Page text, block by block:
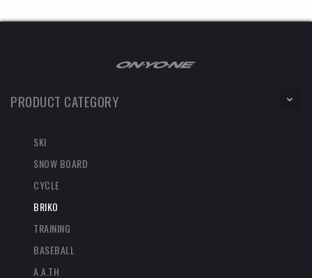
PRODUCT CATEGORY
SKI
SNOW BOARD
CYCLE
BRIKO
TRAINING
BASEBALL
A.A.TH